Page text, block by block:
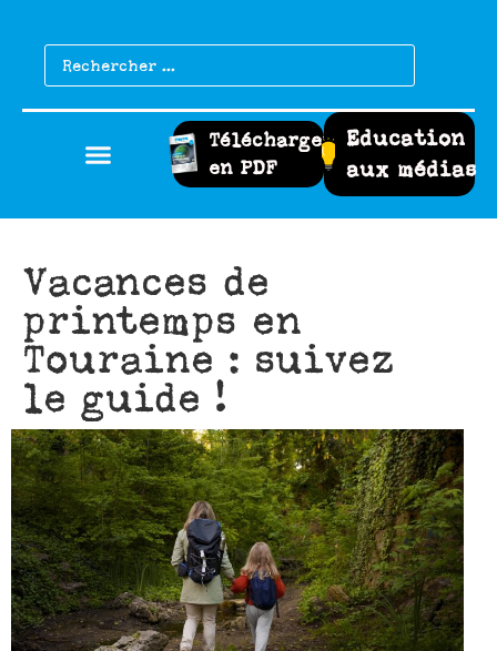
Télécharger
en PDF
Education
aux médias
Vacances de
printemps en
Touraine : suivez
le guide !